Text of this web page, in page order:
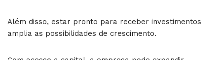
Além disso, estar pronto para receber investimentos
amplia as possibilidades de crescimento.